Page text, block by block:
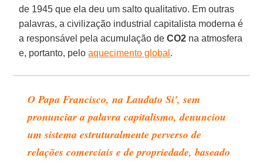
de 1945 que ela deu um salto qualitativo. Em outras
palavras, a civilização industrial capitalista moderna é
a responsável pela acumulação deCO2 na atmosfera
e, portanto, peloaquecimento global .
O Papa Francisco, na Laudato Si', sem
pronunciar a palavra capitalismo, denunciou
um sistema estruturalmente perverso de
relações comerciais e de propriedade, baseado